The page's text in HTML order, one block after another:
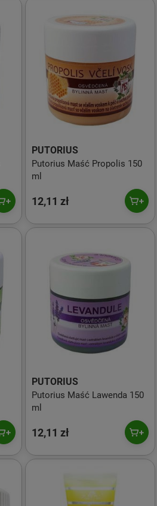
PUTORIUS
Putorius Maść Propolis 150
ml
12,11 zł
PUTORIUS
Putorius Maść Lawenda 150
ml
12,11 zł